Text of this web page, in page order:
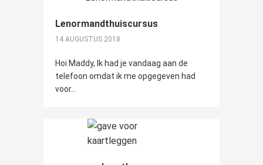
Lenormandthuiscursus
14 AUGUSTUS 2018
Hoi Maddy, Ik had je vandaag aan de
telefoon omdat ik me opgegeven had
voor...